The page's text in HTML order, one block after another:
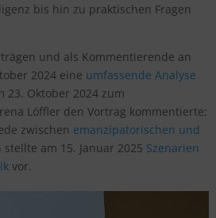
bis hin zu praktischen Fragen
und als Kommentierende an
2024 eine umfassende Analyse
23. Oktober 2024 zum
Löffler den Vortrag kommentierte;
zwischen emanzipatorischen und
am 15. Januar 2025 Szenarien
vor.